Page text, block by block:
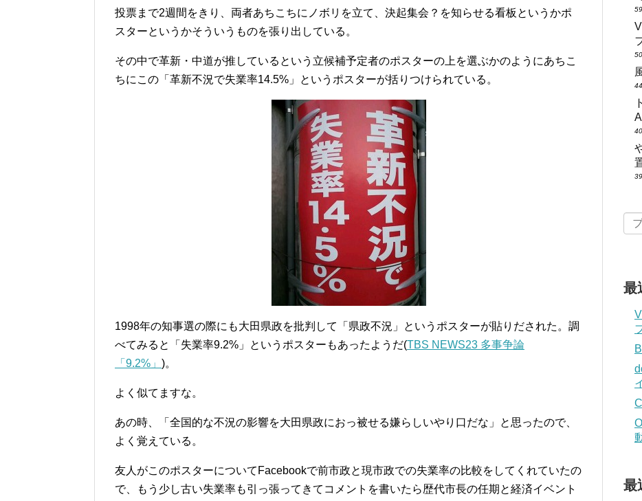
投票まで2週間をきり、両者あちこちにノボリを立て、決起集会？を知らせる看板というかポ
スターというかそういうものを張り出している。
その中で革新・中道が推しているという立候補予定者のポスターの上を選ぶかのようにあちこ
ちにこの「革新不況で失業率14.5%」というポスターが括りつけられている。
1998年の知事選の際にも大田県政を批判して「県政不況」というポスターが貼りだされた。調
べてみると「失業率9.2%」というポスターもあったようだ(TBS NEWS23 多事争論
「9.2%」 )。
よく似てますな。
あの時、「全国的な不況の影響を大田県政におっ被せる嫌らしいやり口だな」と思ったので、
よく覚えている。
友人がこのポスターについてFacebookで前市政と現市政での失業率の比較をしてくれていたの
で、もう少し古い失業率も引っ張ってきてコメントを書いたら歴代市長の任期と経済イベント
最
最